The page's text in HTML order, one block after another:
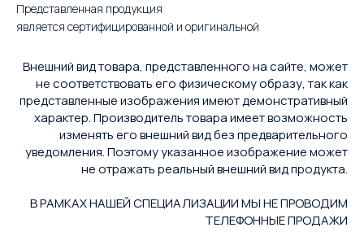
Представленная продукция
является сертифицированной и оригинальной
Внешний вид товара, представленного на сайте, может
не соответствовать его физическому образу, так как
представленные изображения имеют демонстративный
характер. Производитель товара имеет возможность
изменять его внешний вид без предварительного
уведомления. Поэтому указанное изображение может
не отражать реальный внешний вид продукта.
В РАМКАХ НАШЕЙ СПЕЦИАЛИЗАЦИИ МЫ НЕ ПРОВОДИМ
ТЕЛЕФОННЫЕ ПРОДАЖИ